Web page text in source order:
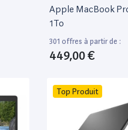
Apple MacBook
1To
301 offres à partir de :
449,00 €
Top Produit